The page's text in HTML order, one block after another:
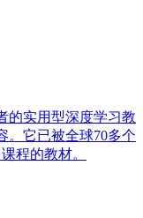
的实用型深度学习教
。它已被全球70多个
程的教材。